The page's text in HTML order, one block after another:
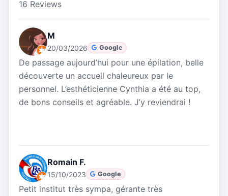
16 Reviews
M
20/03/2026 Google
De passage aujourd’hui pour une épilation, belle
découverte un accueil chaleureux par le
personnel. L’esthéticienne Cynthia a été au top,
de bons conseils et agréable. J’y reviendrai !
Romain F.
15/10/2023 Google
Petit institut très sympa, gérante très